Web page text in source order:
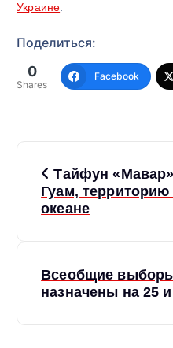
Украине.
Поделиться:
0
Shares
Facebook
Тайфун
Гуам,
океане
Всеобщие
назначены на 25